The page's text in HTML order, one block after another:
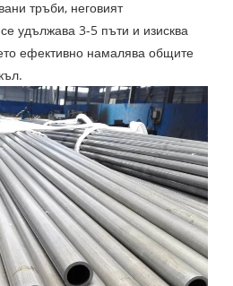
тръби, неговият
удължава 3-5 пъти и изисква
ефективно намалява общите